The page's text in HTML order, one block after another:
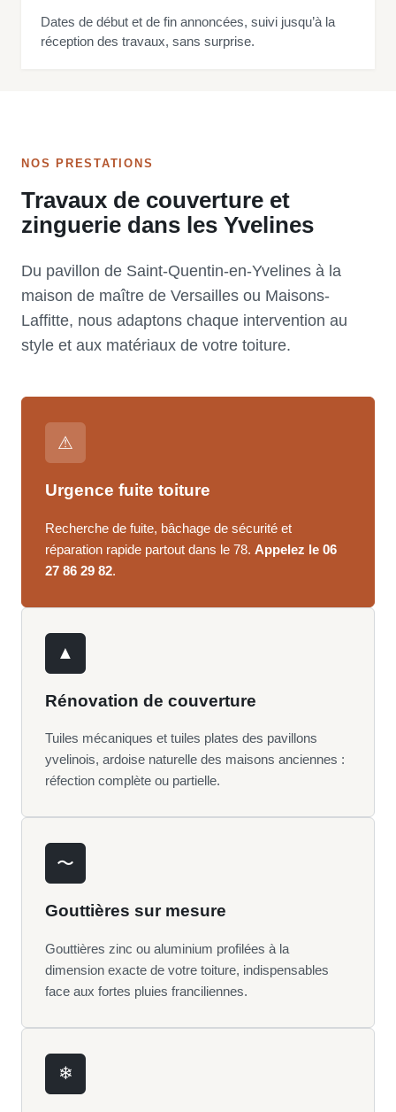
Dates de début et de fin annoncées, suivi jusqu’à la
réception des travaux, sans surprise.
NOS PRESTATIONS
Travaux de couverture et
zinguerie dans les Yvelines
Du pavillon de Saint-Quentin-en-Yvelines à la
maison de maître de Versailles ou Maisons-
Laffitte, nous adaptons chaque intervention au
style et aux matériaux de votre toiture.
⚠
Urgence fuite toiture
Recherche de fuite, bâchage de sécurité et
réparation rapide partout dans le 78. Appelez le 06
27 86 29 82.
▲
Rénovation de couverture
Tuiles mécaniques et tuiles plates des pavillons
yvelinois, ardoise naturelle des maisons anciennes :
réfection complète ou partielle.
〜
Gouttières sur mesure
Gouttières zinc ou aluminium profilées à la
dimension exacte de votre toiture, indispensables
face aux fortes pluies franciliennes.
❄